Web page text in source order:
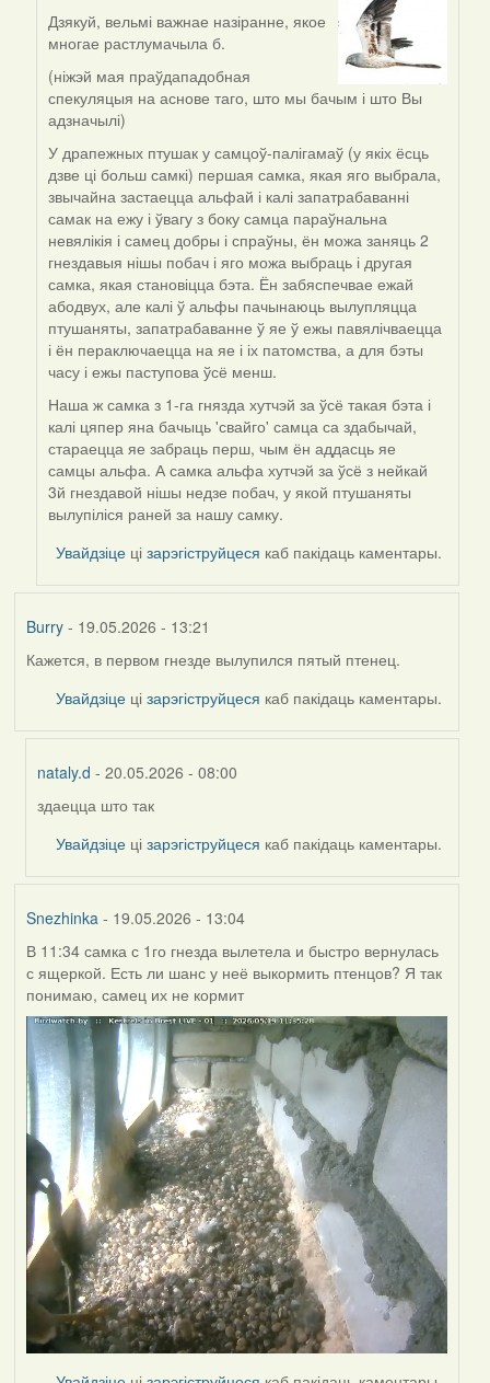
In
reply
to
by
nataly.d
Дзякуй, вельмі важнае назіранне, якое
многае растлумачыла б.
(ніжэй мая праўдападобная
спекуляцыя на аснове таго, што мы бачым і што Вы
адзначылі)
У драпежных птушак у самцоў-палігамаў (у якіх ёсць
дзве ці больш самкі) першая самка, якая яго выбрала,
звычайна застаецца альфай і калі запатрабаванні
самак на ежу і ўвагу з боку самца параўнальна
невялікія і самец добры і спраўны, ён можа заняць 2
гнездавыя нішы побач і яго можа выбраць і другая
самка, якая становіцца бэта. Ён забяспечвае ежай
абодвух, але калі ў альфы пачынаюць вылупляцца
птушаняты, запатрабаванне ў яе ў ежы павялічваецца
і ён пераключаецца на яе і іх патомства, а для бэты
часу і ежы паступова ўсё менш.
Наша ж самка з 1-га гнязда хутчэй за ўсё такая бэта і
калі цяпер яна бачыць 'свайго' самца са здабычай,
стараецца яе забраць перш, чым ён аддасць яе
самцы альфа. А самка альфа хутчэй за ўсё з нейкай
3й гнездавой нішы недзе побач, у якой птушаняты
вылупіліся раней за нашу самку.
Увайдзіце цізарэгіструйцеся каб пакідаць каментары.
Burry- 19.05.2026 - 13:21
Кажется, в первом гнезде вылупился пятый птенец.
Увайдзіце цізарэгіструйцеся каб пакідаць каментары.
nataly.d - 20.05.2026 - 08:00
In
reply
by
здаецца што так
Увайдзіце цізарэгіструйцеся каб пакідаць каментары.
Snezhinka - 19.05.2026 - 13:04
В 11:34 самка с 1го гнезда вылетела и быстро вернулась
с ящеркой. Есть ли шанс у неё выкормить птенцов? Я так
понимаю, самец их не кормит